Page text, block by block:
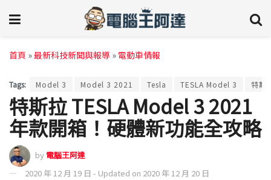
首頁 »最新科技新聞與報導 » 電動車情報
Tags: Model 3 Model 3 2021 Tesla TESLA Model 3 特斯
特斯拉 TESLA Model 3 2021
年款開箱！硬體新功能全攻略
by 電腦王阿達
2020 年 12 月 19 日 - Updated on 2020 年 12 月 20 日